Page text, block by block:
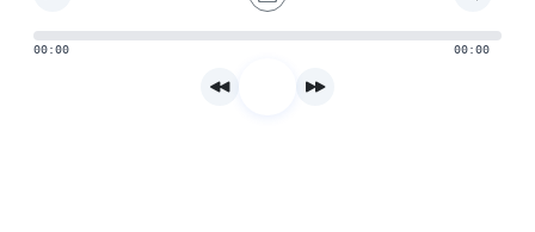
00:00 00:00